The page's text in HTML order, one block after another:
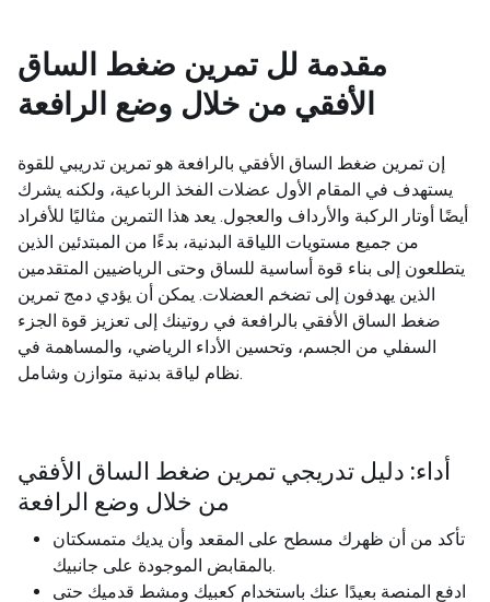
مقدمة لل تمرين ضغط الساق
الأفقي من خلال وضع الرافعة
إن تمرين ضغط الساق الأفقي بالرافعة هو تمرين تدريبي للقوة
يستهدف في المقام الأول عضلات الفخذ الرباعية، ولكنه يشرك
أيضًا أوتار الركبة والأرداف والعجول. يعد هذا التمرين مثاليًا للأفراد
من جميع مستويات اللياقة البدنية، بدءًا من المبتدئين الذين
يتطلعون إلى بناء قوة أساسية للساق وحتى الرياضيين المتقدمين
الذين يهدفون إلى تضخم العضلات. يمكن أن يؤدي دمج تمرين
ضغط الساق الأفقي بالرافعة في روتينك إلى تعزيز قوة الجزء
السفلي من الجسم، وتحسين الأداء الرياضي، والمساهمة في
نظام لياقة بدنية متوازن وشامل.
أداء: دليل تدريجي تمرين ضغط الساق الأفقي
من خلال وضع الرافعة
تأكد من أن ظهرك مسطح على المقعد وأن يديك متمسكتان
بالمقابض الموجودة على جانبيك.
ادفع المنصة بعيدًا عنك باستخدام كعبيك ومشط قدميك حتى